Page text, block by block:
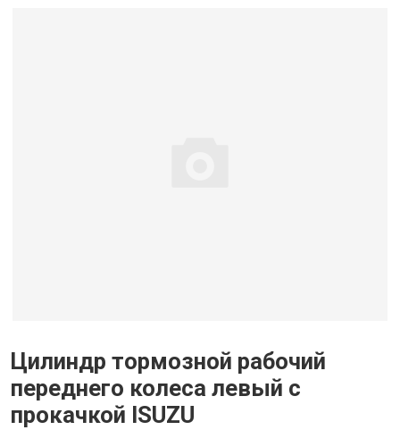
Цилиндр тормозной рабочий
переднего колеса левый с
прокачкой ISUZU